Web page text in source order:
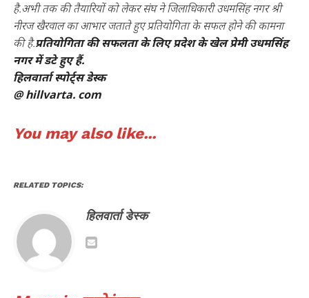
है.अभी तक की तैयारियों को लेकर संघ ने जिलाधिकारी उधमसिंह नगर श्री
नीरज खैरवाल का आभार जताते हुए प्रतियोगिता के सफल होने की कामना
की है.प्रतियोगिता की सफलता के लिए प्रदेश के खेल प्रेमी उधमसिंह
नगर में डटे हुए हैं.
हिलवार्ता स्पोर्ट्स डेस्क
@ hillvarta. com
You may also like...
RELATED TOPICS:
हिलवार्ता डेस्क